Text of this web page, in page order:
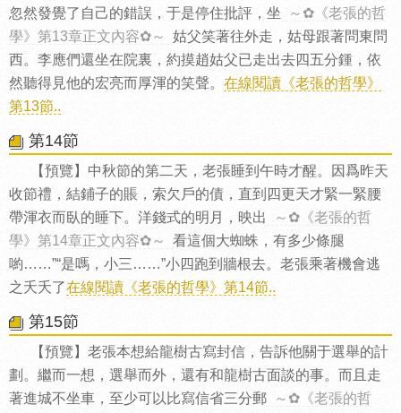
忽然發覺了自己的錯誤，于是停住批評，坐
～✿《老張的哲
學》第13章正文內容✿～
姑父笑著往外走，姑母跟著問東問
西。李應們還坐在院裏，約摸趙姑父已走出去四五分鍾，依
然聽得見他的宏亮而厚渾的笑聲。 在線閱讀《老張的哲學》
第13節..
第14節
【預覽】中秋節的第二天，老張睡到午時才醒。因爲昨天
收節禮，結鋪子的賬，索欠戶的債，直到四更天才緊一緊腰
帶渾衣而臥的睡下。洋錢式的明月，映出
～✿《老張的哲
學》第14章正文內容✿～
看這個大蜘蛛，有多少條腿
喲……”“是嗎，小三……”小四跑到牆根去。老張乘著機會逃
之夭夭了在線閱讀《老張的哲學》第14節..
第15節
【預覽】老張本想給龍樹古寫封信，告訴他關于選舉的計
劃。繼而一想，選舉而外，還有和龍樹古面談的事。而且走
著進城不坐車，至少可以比寫信省三分郵
～✿《老張的哲